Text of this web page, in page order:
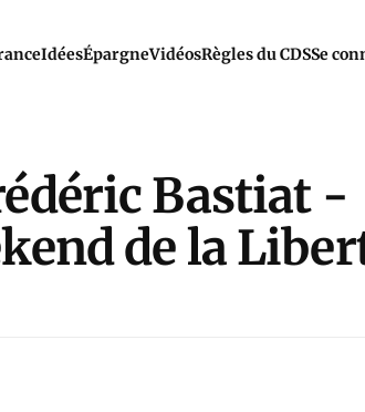
IdéesÉpargneVidéosRègles du CDSSe
Bastiat -
de la